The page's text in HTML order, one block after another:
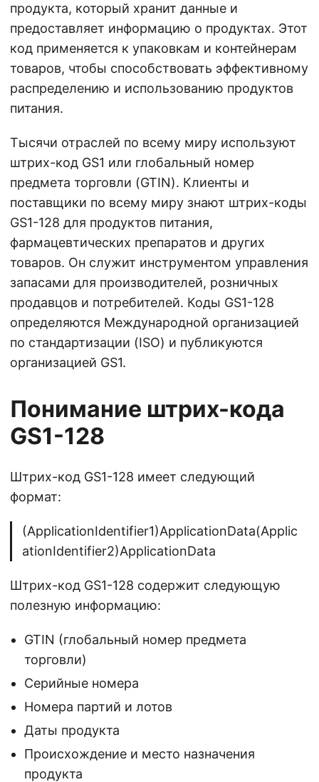
продукта, который хранит данные и
предоставляет информацию о продуктах. Этот
код применяется к упаковкам и контейнерам
товаров, чтобы способствовать эффективному
распределению и использованию продуктов
питания.
Тысячи отраслей по всему миру используют
штрих-код GS1 или глобальный номер
предмета торговли (GTIN). Клиенты и
поставщики по всему миру знают штрих-коды
GS1-128 для продуктов питания,
фармацевтических препаратов и других
товаров. Он служит инструментом управления
запасами для производителей, розничных
продавцов и потребителей. Коды GS1-128
определяются Международной организацией
по стандартизации (ISO) и публикуются
организацией GS1.
Понимание штрих-кода
GS1-128
Штрих-код GS1-128 имеет следующий
формат:
(ApplicationIdentifier1)ApplicationData(Applic
ationIdentifier2)ApplicationData
Штрих-код GS1-128 содержит следующую
полезную информацию:
GTIN (глобальный номер предмета
торговли)
Серийные номера
Номера партий и лотов
Даты продукта
Происхождение и место назначения
продукта